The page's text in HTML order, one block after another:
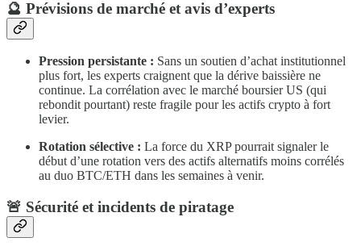
​🔮 Prévisions de marché et avis d’experts
Pression persistante : Sans un soutien d’achat institutionnel
plus fort, les experts craignent que la dérive baissière ne
continue. La corrélation avec le marché boursier US (qui
rebondit pourtant) reste fragile pour les actifs crypto à fort
levier.
Rotation sélective : La force du XRP pourrait signaler le
début d’une rotation vers des actifs alternatifs moins corrélés
au duo BTC/ETH dans les semaines à venir.
​🚨 Sécurité et incidents de piratage